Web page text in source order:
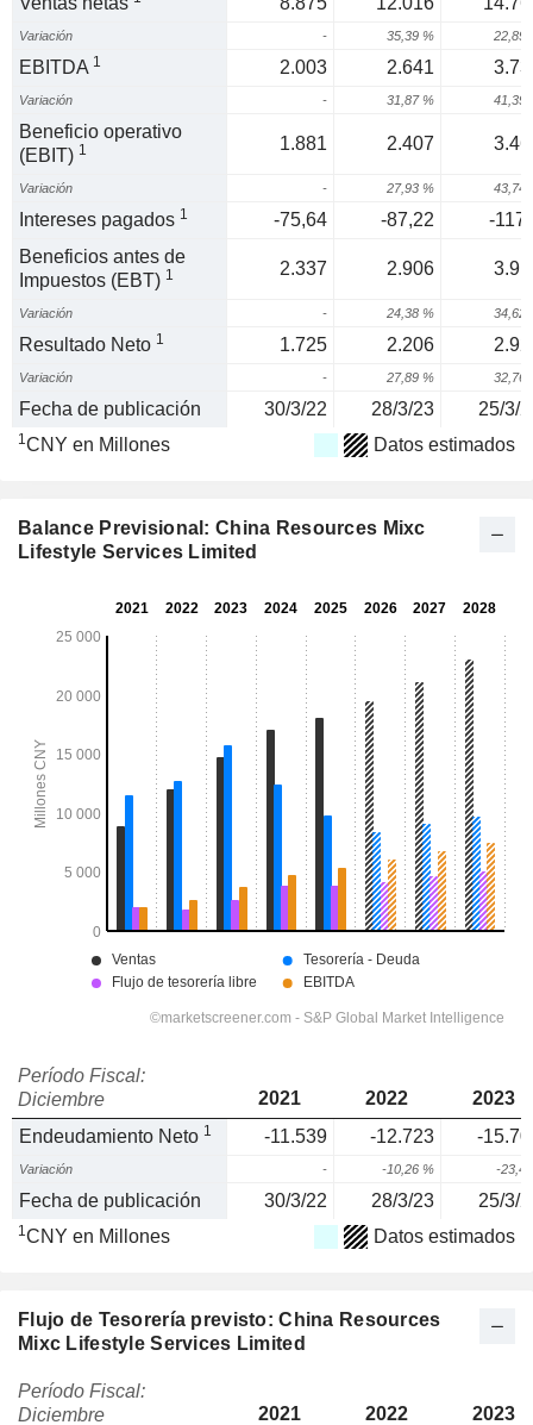
Variación - 35,39 % 22,89
EBITDA 1 2.003 2.641
Variación - 31,87 % 41,39
Beneficio operativo
(EBIT) 1 1.881 2.407
Variación - 27,93 % 43,74
Intereses pagados 1 -75,64 -87,22
-
Beneficios antes de
Impuestos (EBT) 1 2.337 2.906
Variación - 24,38 % 34,62
Resultado Neto 1 1.725 2.206
Variación - 27,89 % 32,76
Fecha de publicación 30/3/22 28/3/23 25/3/
1CNY en Millones Datos estimados
Balance Previsional: China Resources Mixc
Lifestyle Services Limited
Período Fiscal:
Diciembre
2021 2022
2023
Endeudamiento Neto 1 -11.539 -12.723 -
Variación - -10,26 % -23,4
Fecha de publicación 30/3/22 28/3/23 25/3/
1CNY en Millones Datos estimados
Flujo de Tesorería previsto: China Resources
Mixc Lifestyle Services Limited
Período Fiscal:
Diciembre
2021 2022 2023